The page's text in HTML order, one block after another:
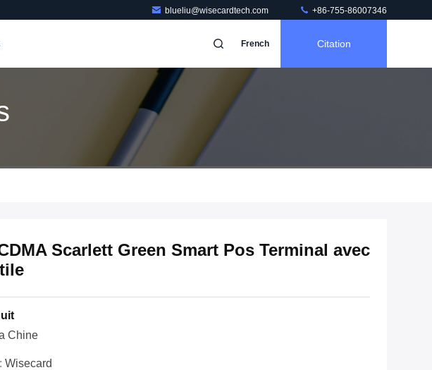
blueliu@wisecardtech.com +86-755-86007346
French Citation
Scarlett Green Smart Pos Terminal avec
Chine
Wisecard